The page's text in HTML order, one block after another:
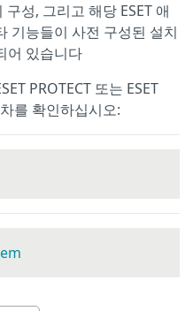
성, 그리고 해당 ESET 애
기능들이 사전 구성된 설치
어 있습니다
PROTECT 또는 ESET
를 확인하십시오: